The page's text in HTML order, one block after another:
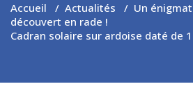
Accueil / Actualités / Un
découvert en rade !
Cadran solaire sur ardoise daté de